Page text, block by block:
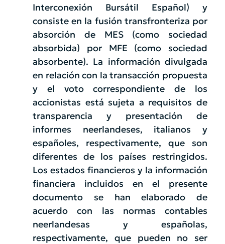
Interconexión Bursátil Español) y
consiste en la fusión transfronteriza por
absorción de MES (como sociedad
absorbida) por MFE (como sociedad
absorbente). La información divulgada
en relación con la transacción propuesta
y el voto correspondiente de los
accionistas está sujeta a requisitos de
transparencia y presentación de
informes neerlandeses, italianos y
españoles, respectivamente, que son
diferentes de los países restringidos.
Los estados financieros y la información
financiera incluidos en el presente
documento se han elaborado de
acuerdo con las normas contables
neerlandesas y españolas,
respectivamente, que pueden no ser